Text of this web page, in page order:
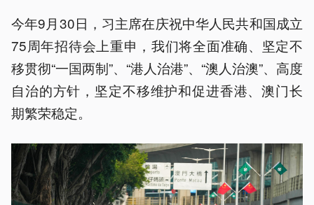
今年9月30日，习主席在庆祝中华人民共和国成立
75周年招待会上重申，我们将全面准确、坚定不
移贯彻“一国两制”、“港人治港”、“澳人治澳”、高度
自治的方针，坚定不移维护和促进香港、澳门长
期繁荣稳定。